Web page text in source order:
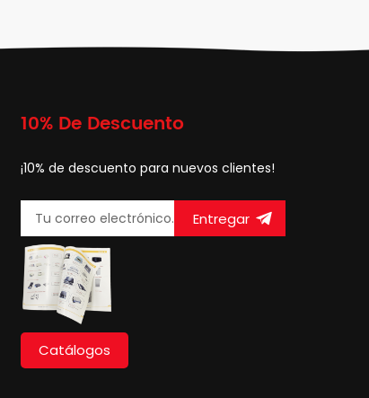
10% De Descuento
¡10% de descuento para nuevos clientes!
Entregar
Catálogos